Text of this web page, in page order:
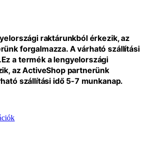
raktárunkból érkezik, az
forgalmazza. A várható szállítási
Ez a termék a lengyelországi
az ActiveShop partnerünk
szállítási idő 5-7 munkanap.